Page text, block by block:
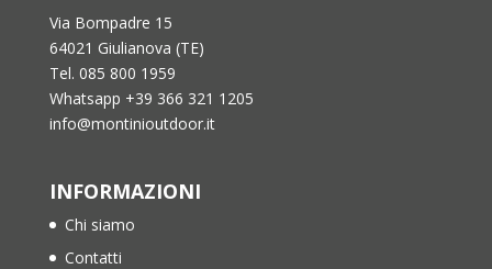
Via Bompadre 15
64021 Giulianova (TE)
Tel. 085 800 1959
Whatsapp +39 366 321 1205
info@montinioutdoor.it
INFORMAZIONI
Chi siamo
Contatti